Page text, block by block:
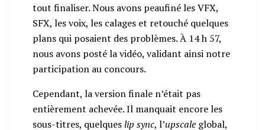
tout finaliser. Nous avons peaufiné les VFX,
SFX, les voix, les calages et retouché quelques
plans qui posaient des problèmes. À 14 h 57,
nous avons posté la vidéo, validant ainsi notre
participation au concours.
Cependant, la version finale n’était pas
entièrement achevée. Il manquait encore les
sous-titres, quelqueslip sync, l’upscale global,